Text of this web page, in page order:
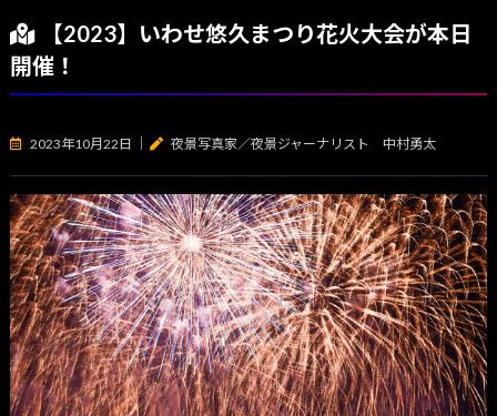
【2023】いわせ悠久まつり花火大会が本日
開催！
2023年10月22日 夜景写真家／夜景ジャーナリスト 中村勇太